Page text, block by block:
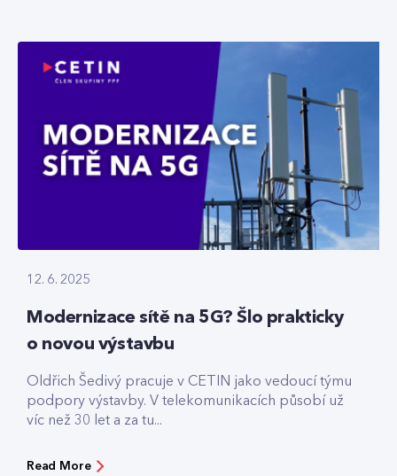
12. 6. 2025
Modernizace sítě na 5G? Šlo prakticky
o novou výstavbu
Oldřich Šedivý pracuje v CETIN jako vedoucí týmu
podpory výstavby. V telekomunikacích působí už
víc než 30 let a za tu...
Read More